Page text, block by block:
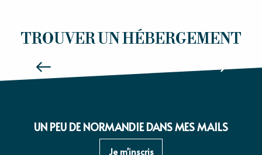
TROUVER UN HÉBERGEMENT
HÔTELS
UN PEU DE NORMANDIE DANS MES MAILS
Je m'inscris